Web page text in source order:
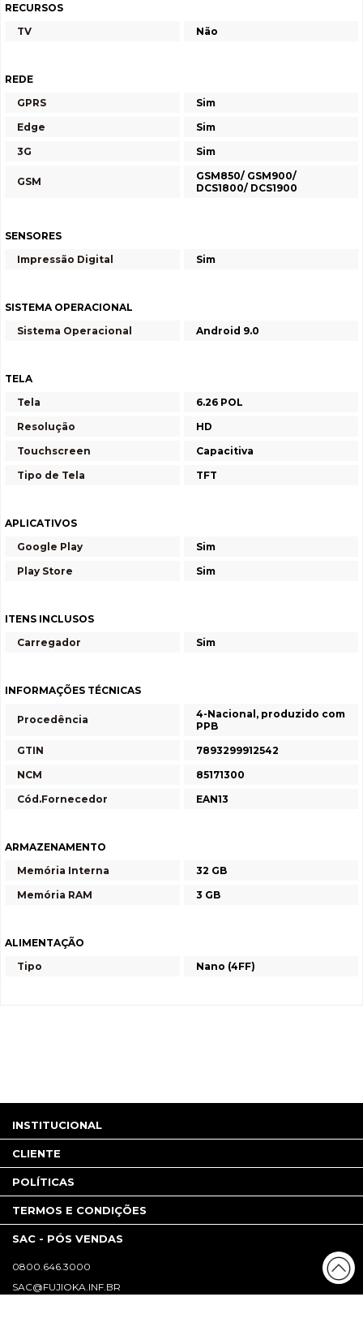
RECURSOS
TV
Não
REDE
GPRS
Sim
Edge
Sim
3G
Sim
GSM
GSM850/ GSM900/
DCS1800/ DCS1900
SENSORES
Impressão Digital
Sim
SISTEMA OPERACIONAL
Sistema Operacional
Android 9.0
TELA
Tela
6.26 POL
Resolução
HD
Touchscreen
Capacitiva
Tipo de Tela
TFT
APLICATIVOS
Google Play
Sim
Play Store
Sim
ITENS INCLUSOS
Carregador
Sim
INFORMAÇÕES TÉCNICAS
Procedência
4-Nacional, produzido com
PPB
GTIN
7893299912542
NCM
85171300
Cód.Fornecedor
EAN13
ARMAZENAMENTO
Memória Interna
32 GB
Memória RAM
3 GB
ALIMENTAÇÃO
Tipo
Nano (4FF)
INSTITUCIONAL
CLIENTE
POLÍTICAS
TERMOS E CONDIÇÕES
SAC - PÓS VENDAS
0800.646.3000
SAC@FUJIOKA.INF.BR